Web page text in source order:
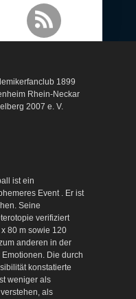
1899
Rhein-Neckar
2007 e. V.
ist ein
Event . Er ist
Seine
verifiziert
80 m sowie 120
anderen in der
Die durch
konstatierte
weniger als
als